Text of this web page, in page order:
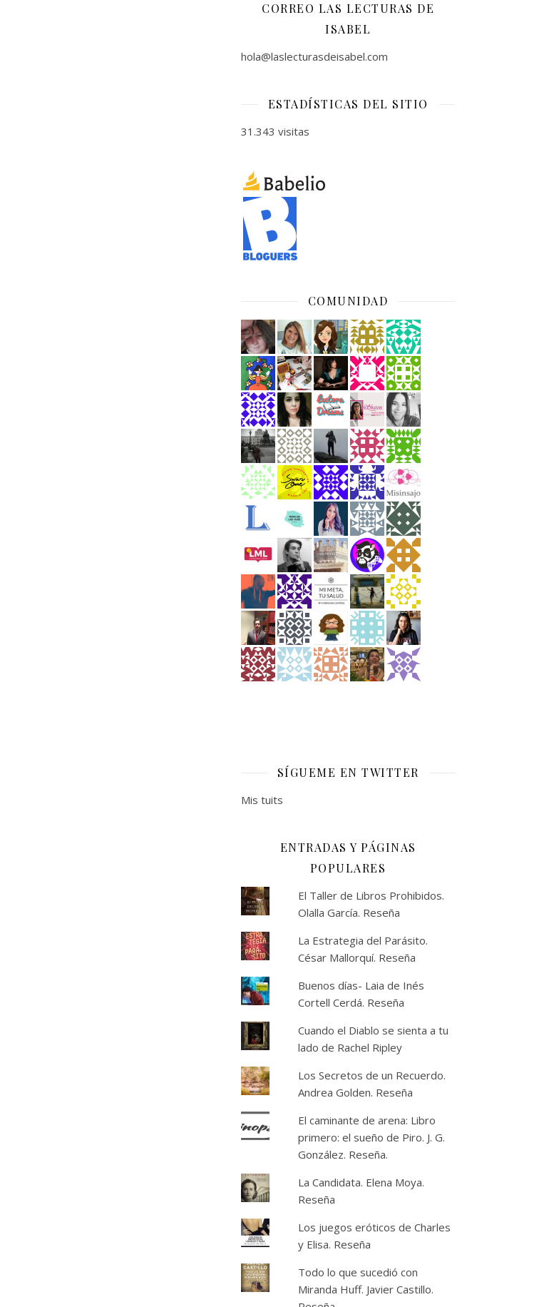
CORREO LAS LECTURAS DE
ISABEL
hola@laslecturasdeisabel.com
ESTADÍSTICAS DEL SITIO
31.343 visitas
COMUNIDAD
SÍGUEME EN TWITTER
Mis tuits
ENTRADAS Y PÁGINAS
POPULARES
El Taller de Libros Prohibidos.
Olalla García. Reseña
La Estrategia del Parásito.
César Mallorquí. Reseña
Buenos días- Laia de Inés
Cortell Cerdá. Reseña
Cuando el Diablo se sienta a tu
lado de Rachel Ripley
Los Secretos de un Recuerdo.
Andrea Golden. Reseña
El caminante de arena: Libro
primero: el sueño de Piro. J. G.
González. Reseña.
La Candidata. Elena Moya.
Reseña
Los juegos eróticos de Charles
y Elisa. Reseña
Todo lo que sucedió con
Miranda Huff. Javier Castillo.